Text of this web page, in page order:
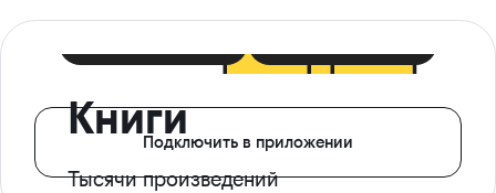
Книги
Тысячи произведений
Подключить в приложении